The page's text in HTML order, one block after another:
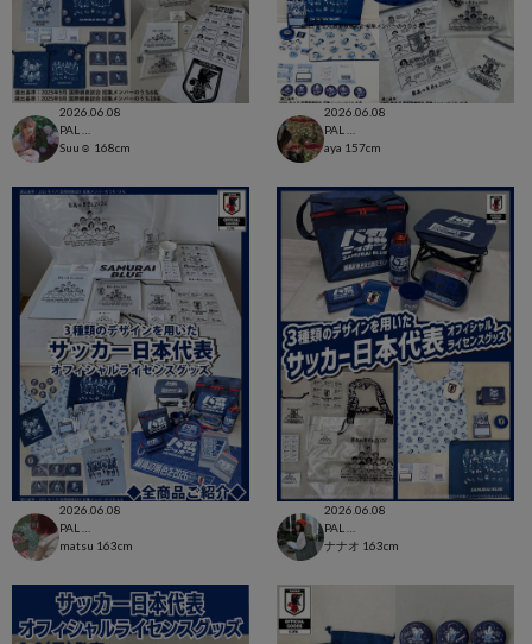
2026.06.08
Suu☺︎ 168cm
2026.06.08
aya 157cm
2026.06.08
matsu 163cm
2026.06.08
ナナオ 163cm